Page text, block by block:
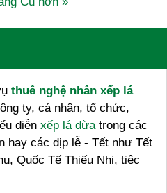
thuê nghệ nhân xếp lá
ty, cá nhân, tổ chức,
diễn xếp lá dừatrong các
hay các dịp lễ - Tết như Tết
Quốc Tế Thiếu Nhi, tiệc